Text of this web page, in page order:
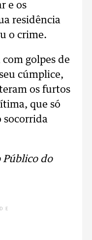
e os
residência
o crime.
golpes de
cúmplice,
os furtos
que só
socorrida
do